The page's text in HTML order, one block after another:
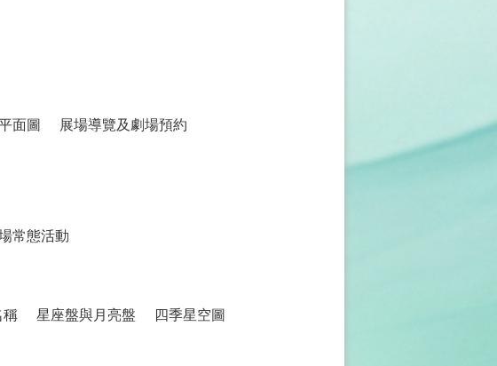
面圖 展場導覽及劇場預約
常態活動
稱 星座盤與月亮盤 四季星空圖